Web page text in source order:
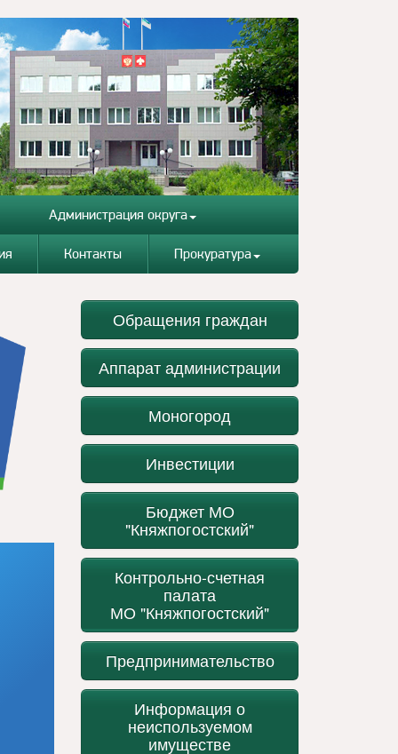
Администрация округа
Контакты Прокуратура
Обращения граждан
Аппарат администрации
Моногород
Инвестиции
Бюджет МО
"Княжпогостский"
Контрольно-счетная
палата
МО "Княжпогостский"
Предпринимательство
Информация о
неиспользуемом
имуществе